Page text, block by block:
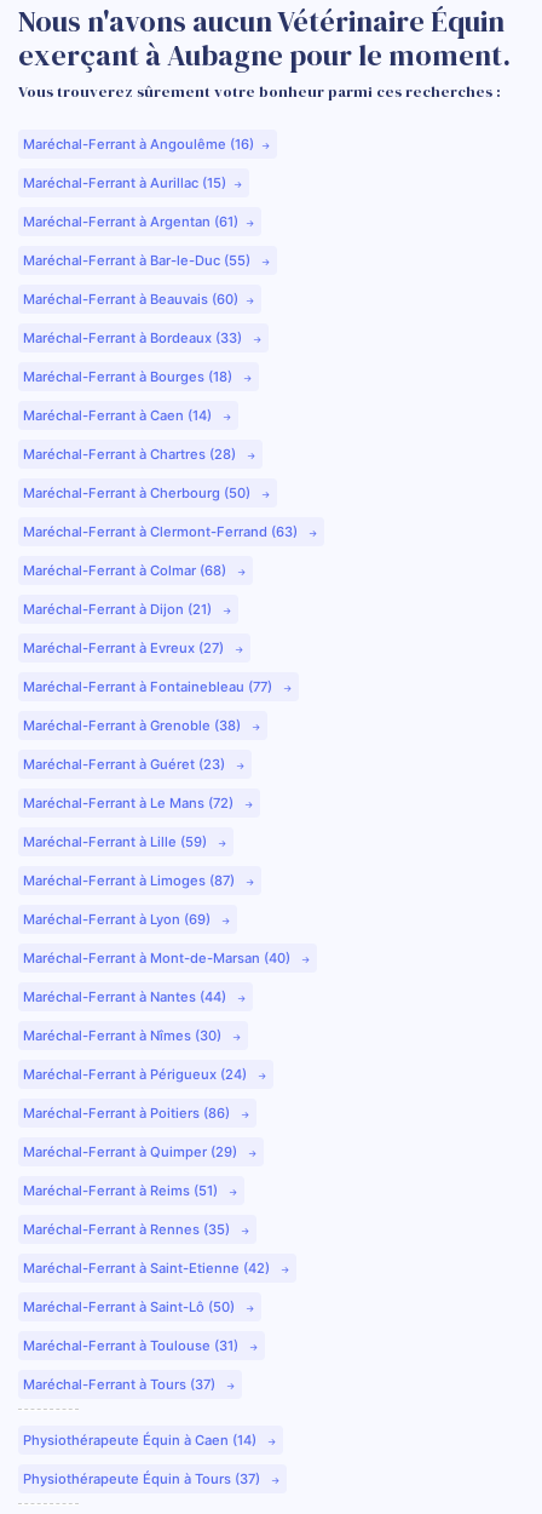
Nous n'avons aucun Vétérinaire Équin
exerçant à Aubagne pour le moment.
Vous trouverez sûrement votre bonheur parmi ces recherches :
Maréchal-Ferrant à Angoulême (16)
Maréchal-Ferrant à Aurillac (15)
Maréchal-Ferrant à Argentan (61)
Maréchal-Ferrant à Bar-le-Duc (55)
Maréchal-Ferrant à Beauvais (60)
Maréchal-Ferrant à Bordeaux (33)
Maréchal-Ferrant à Bourges (18)
Maréchal-Ferrant à Caen (14)
Maréchal-Ferrant à Chartres (28)
Maréchal-Ferrant à Cherbourg (50)
Maréchal-Ferrant à Clermont-Ferrand (63)
Maréchal-Ferrant à Colmar (68)
Maréchal-Ferrant à Dijon (21)
Maréchal-Ferrant à Evreux (27)
Maréchal-Ferrant à Fontainebleau (77)
Maréchal-Ferrant à Grenoble (38)
Maréchal-Ferrant à Guéret (23)
Maréchal-Ferrant à Le Mans (72)
Maréchal-Ferrant à Lille (59)
Maréchal-Ferrant à Limoges (87)
Maréchal-Ferrant à Lyon (69)
Maréchal-Ferrant à Mont-de-Marsan (40)
Maréchal-Ferrant à Nantes (44)
Maréchal-Ferrant à Nîmes (30)
Maréchal-Ferrant à Périgueux (24)
Maréchal-Ferrant à Poitiers (86)
Maréchal-Ferrant à Quimper (29)
Maréchal-Ferrant à Reims (51)
Maréchal-Ferrant à Rennes (35)
Maréchal-Ferrant à Saint-Etienne (42)
Maréchal-Ferrant à Saint-Lô (50)
Maréchal-Ferrant à Toulouse (31)
Maréchal-Ferrant à Tours (37)
Physiothérapeute Équin à Caen (14)
Physiothérapeute Équin à Tours (37)